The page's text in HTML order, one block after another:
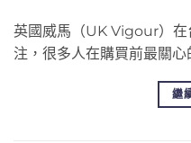
英國威馬（UK Vigour）在
注，很多人在購買前最關
繼